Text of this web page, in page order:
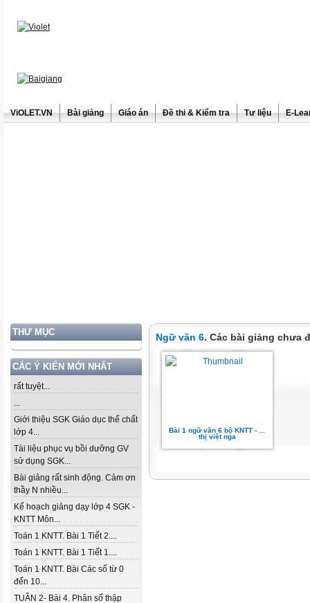
ViOLET.VN Bài giảng Giáo án Đề thi & Kiểm tra Tư liệu E-
THƯ MỤC
CÁC Ý KIẾN MỚI NHẤT
rất tuyệt...
...
Giới thiệu SGK Giáo dục thể chất
lớp 4...
Tài liệu phục vụ bồi dưỡng GV
sử dụng SGK...
Bài giảng rất sinh động. Cảm ơn
thầy N nhiều...
Kế hoạch giảng dạy lớp 4 SGK -
KNTT Môn...
Toán 1 KNTT. Bài 1 Tiết 2....
Toán 1 KNTT. Bài 1 Tiết 1....
Toán 1 KNTT. Bài Các số từ 0
đến 10...
TUẦN 2- Bài 4. Phân số thập
Ngữ văn 6. Các bài giảng chưa
Bài 1 ngữ văn 6 bộ KNTT - ...
thị việt nga